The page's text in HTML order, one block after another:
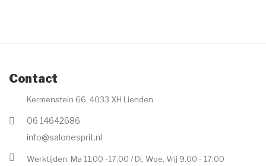
Contact
Kermenstein 66, 4033 XH Lienden
06 14642686
info@salonesprit.nl
Werktijden: Ma 11:00 -17:00 / Di, Woe, Vrij 9.00 - 17:00